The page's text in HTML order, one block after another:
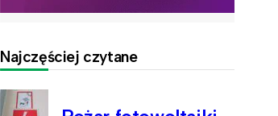
Najczęściej czytane